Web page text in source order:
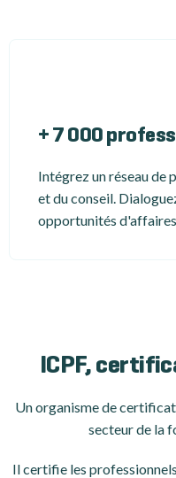
+ 7 000
Intégrez un réseau de
et du conseil.
opportunités
ICPF,
Un organisme de
secteur de la
Il certifie les